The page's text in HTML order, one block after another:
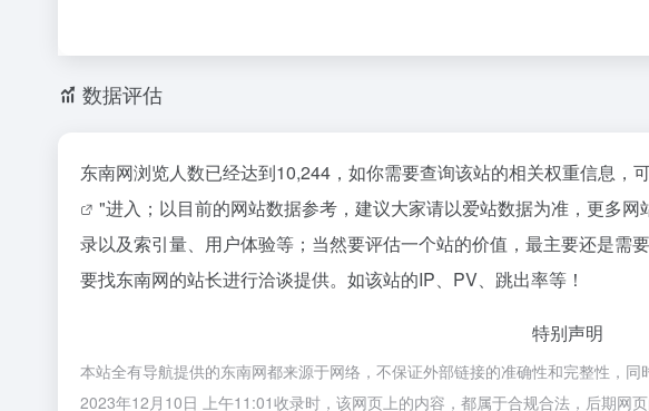
数据评估
东南网浏览人数已经达到10,244，如你需要查询该站的相关权重信息，
"进入；以目前的网站数据参考，建议大家请以爱站数据为准，更多
录以及索引量、用户体验等；当然要评估一个站的价值，最主要还是需
要找东南网的站长进行洽谈提供。如该站的IP、PV、跳出率等！
特别声明
本站全有导航提供的东南网都来源于网络，不保证外部链接的准确性和完整性，
2023年12月10日 上午11:01收录时，该网页上的内容，都属于合规合法，后期网